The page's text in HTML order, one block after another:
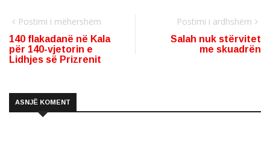
Postimi i mëhershëm
140 flakadanë në Kala
për 140-vjetorin e
Lidhjes së Prizrenit
Postimi i ardhshëm
Salah nuk stërvitet
me skuadrën
ASNJË KOMENT